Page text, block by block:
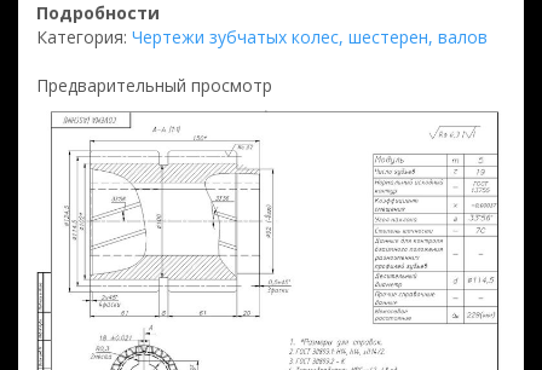
Подробности
Категория: Чертежи зубчатых колес, шестерен, валов
Предварительный просмотр